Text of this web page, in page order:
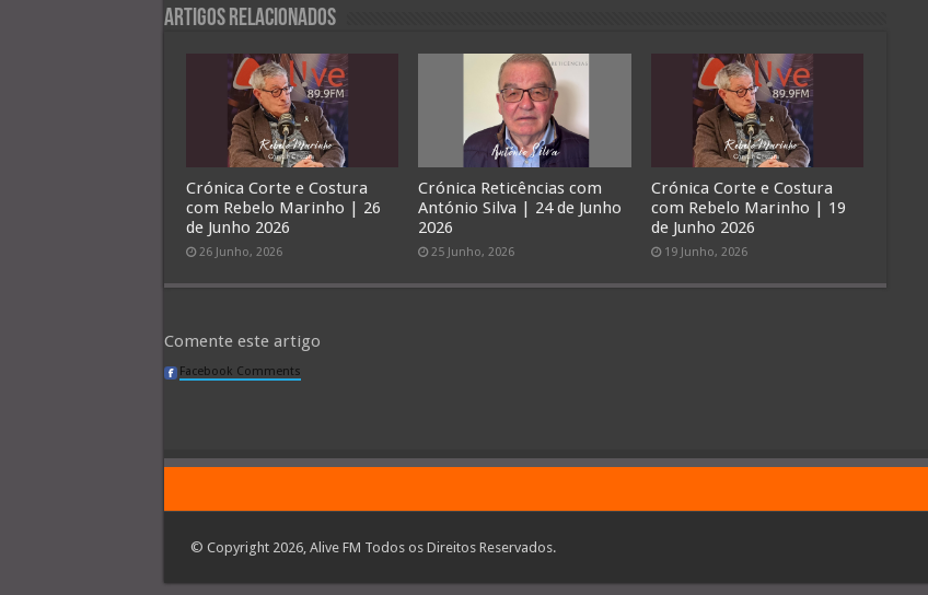
Artigos Relacionados
Crónica Corte e Costura
com Rebelo Marinho | 26
de Junho 2026
26 Junho, 2026
Crónica Reticências com
António Silva | 24 de Junho
2026
25 Junho, 2026
Crónica Corte e Costura
com Rebelo Marinho | 19
de Junho 2026
19 Junho, 2026
Comente este artigo
Facebook Comments
© Copyright 2026, Alive FM Todos os Direitos Reservados.